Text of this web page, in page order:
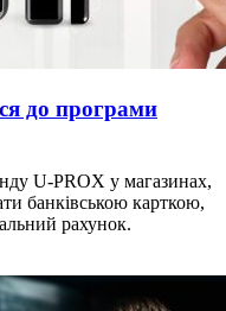
до програми
U-PROX у магазинах,
банківською карткою,
рахунок.